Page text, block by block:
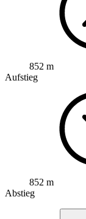
852 m
Aufstieg
852 m
Abstieg